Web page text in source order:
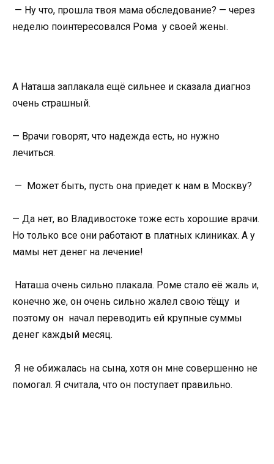
— Ну что, прошла твоя мама обследование? — через
неделю поинтересовался Рома у своей жены.
А Наташа заплакала ещё сильнее и сказала диагноз
очень страшный.
— Врачи говорят, что надежда есть, но нужно
лечиться.
— Может быть, пусть она приедет к нам в Москву?
— Да нет, во Владивостоке тоже есть хорошие врачи.
Но только все они работают в платных клиниках. А у
мамы нет денег на лечение!
Наташа очень сильно плакала. Роме стало её жаль и,
конечно же, он очень сильно жалел свою тёщу и
поэтому он начал переводить ей крупные суммы
денег каждый месяц.
Я не обижалась на сына, хотя он мне совершенно не
помогал. Я считала, что он поступает правильно.